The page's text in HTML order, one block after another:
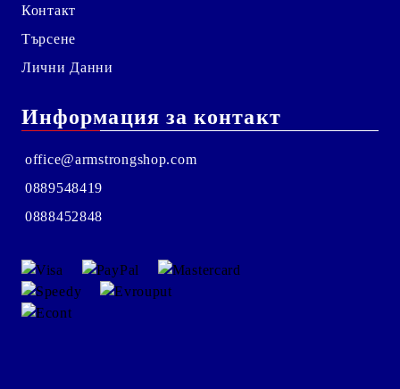
Контакт
Търсене
Лични Данни
Информация за контакт
office@armstrongshop.com
0889548419
0888452848